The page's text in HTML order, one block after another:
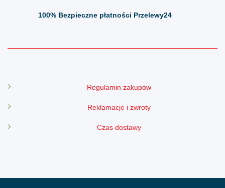
100% Bezpieczne płatności Przelewy24
Regulamin zakupów
Reklamacje i zwroty
Czas dostawy